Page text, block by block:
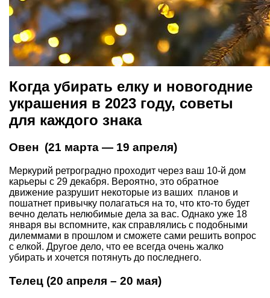
Когда убирать елку и новогодние
украшения в 2023 году, советы
для каждого знака
Овен (21 марта — 19 апреля)
Меркурий ретроградно проходит через ваш 10-й дом
карьеры с 29 декабря. Вероятно, это обратное
движение разрушит некоторые из ваших планов и
пошатнет привычку полагаться на то, что кто-то будет
вечно делать нелюбимые дела за вас. Однако уже 18
января вы вспомните, как справлялись с подобными
дилеммами в прошлом и сможете сами решить вопрос
с елкой. Другое дело, что ее всегда очень жалко
убирать и хочется потянуть до последнего.
Телец (20 апреля – 20 мая)